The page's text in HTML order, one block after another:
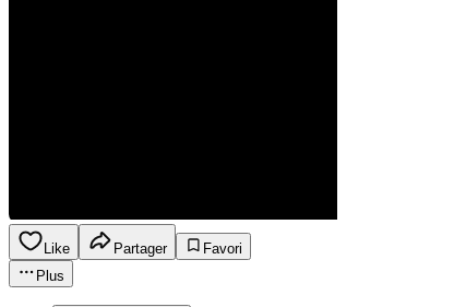
Like Partager
Favori
Plus